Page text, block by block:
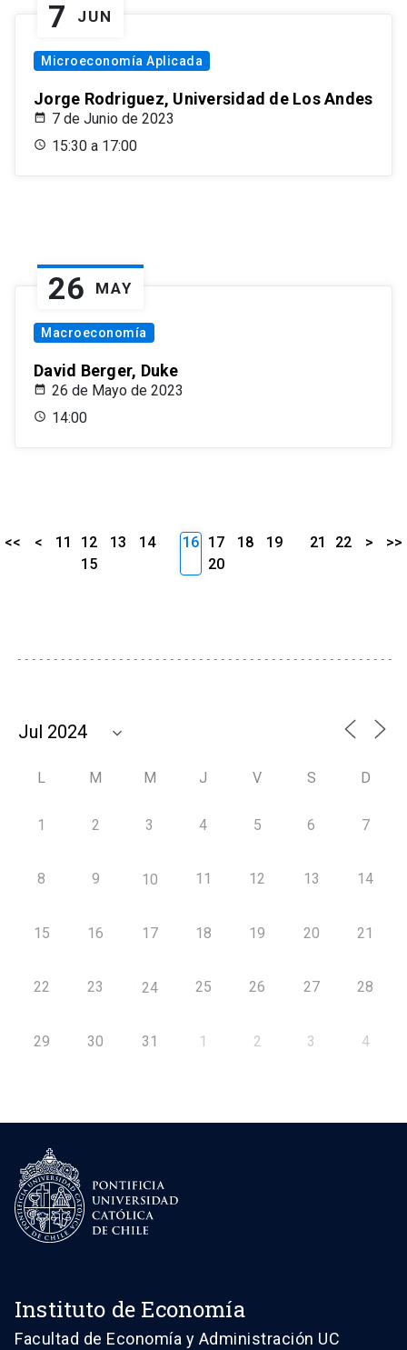
7 JUN
Microeconomía Aplicada
Jorge Rodriguez, Universidad de Los Andes
7 de Junio de 2023
15:30 a 17:00
26 MAY
Macroeconomía
David Berger, Duke
26 de Mayo de 2023
14:00
<< < 11 12 13
14
15
16 17 18
19
20
21 22 > >>
L M M J V S D
1 2 3 4 5 6 7
8 9 10 11 12 13 14
15 16 17 18 19 20 21
22 23 24 25 26 27 28
29 30 31 1 2 3 4
Instituto de Economía
Facultad de Economía y Administración UC